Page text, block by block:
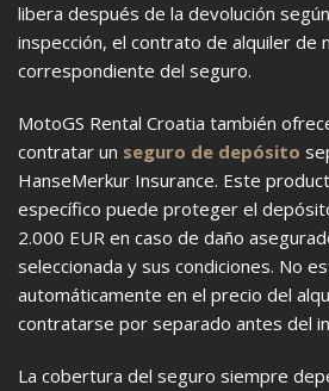
libera después de la devolución
inspección, el contrato de alquiler de
correspondiente del seguro.
MotoGS Rental Croatia también
contratar un seguro de depósito
HanseMerkur Insurance. Este
específico puede proteger el
2.000 EUR en caso de daño
seleccionada y sus condiciones. No
automáticamente en el precio del
contratarse por separado antes del
La cobertura del seguro siempre